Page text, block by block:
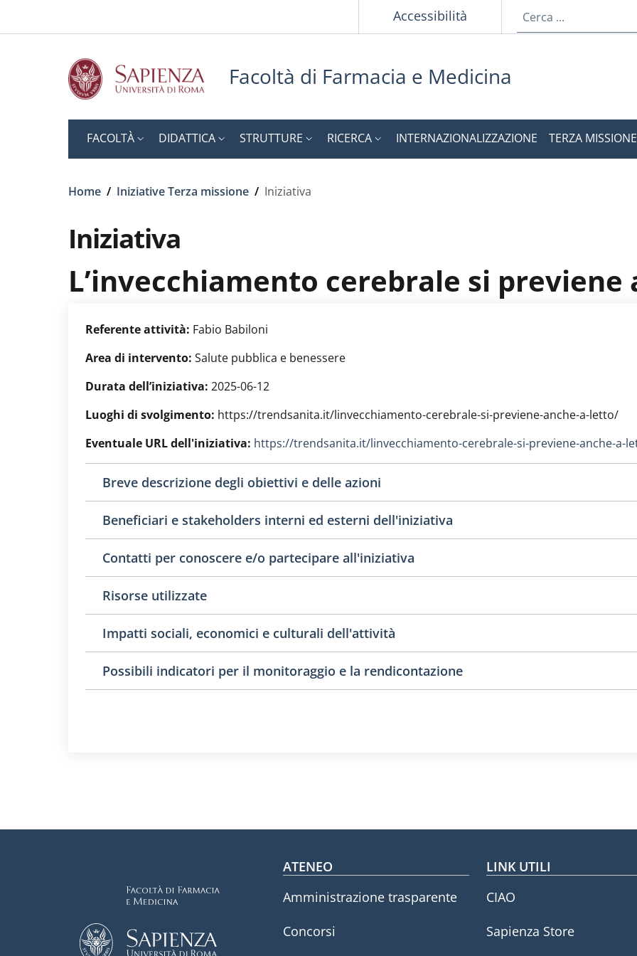
Accessibilità
Facoltà di Farmacia e Medicina
FACOLTÀ DIDATTICA STRUTTURE RICERCA INTERNAZIONALIZZAZIONE TERZA MISSIONE
Briciole di pane
Home / Iniziative Terza missione / Iniziativa
Iniziativa
L’invecchiamento cerebrale si
Referente attività: Fabio Babiloni
Area di intervento: Salute pubblica e benessere
Durata dell’iniziativa: 2025-06-12
Luoghi di svolgimento: https://trendsanita.it/linvecchiamento-cerebrale-si-previene-anche-a-letto/
Eventuale URL dell'iniziativa: https://trendsanita.it/linvecchiamento-cerebrale-si-previene-anche-a-
Breve descrizione degli obiettivi e delle azioni
Beneficiari e stakeholders interni ed esterni dell'iniziativa
Contatti per conoscere e/o partecipare all'iniziativa
Risorse utilizzate
Impatti sociali, economici e culturali dell'attività
Possibili indicatori per il monitoraggio e la rendicontazione
Footer menu
ATENEO
Amministrazione trasparente
Concorsi
LINK UTILI
CIAO
Sapienza Store